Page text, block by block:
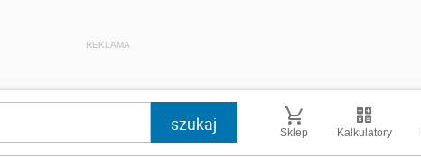
REKLAMA
Sklep Kalkulatory